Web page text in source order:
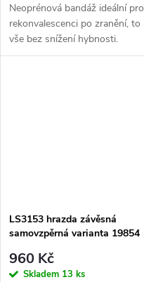
Neoprénová bandáž ideální pro
rekonvalescenci po zranění, to
vše bez snížení hybnosti.
LS3153 hrazda závěsná
samovzpěrná varianta 19854
960 Kč
Skladem 13 ks